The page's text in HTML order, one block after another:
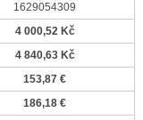
1629054309
4 000,52 Kč
4 840,63 Kč
153,87 €
186,18 €